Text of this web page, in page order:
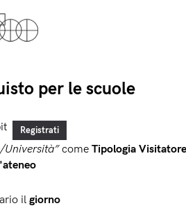
per le scuole
Registrati
Università”come Tipologia Visitatore
il giorno